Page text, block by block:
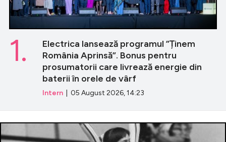
Electrica lansează programul ”Ținem
România Aprinsă”. Bonus pentru
prosumatorii care livrează energie din
baterii în orele de vârf
Intern | 05 August 2026, 14:23
1.